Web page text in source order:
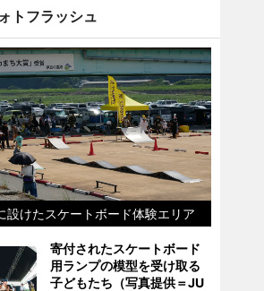
トフラッシュ
設けたスケートボード体験エリア
寄付されたスケートボード
用ランプの模型を受け取る
子どもたち（写真提供＝JU